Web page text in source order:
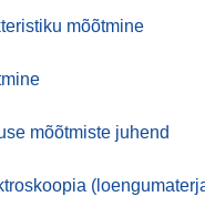
mõõtmine
mõõtmiste juhend